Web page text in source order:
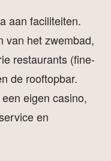
aan faciliteiten.
van het zwembad,
restaurants (fine-
de rooftopbar.
eigen casino,
en